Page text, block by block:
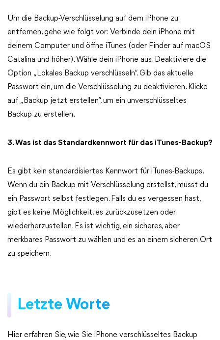
Um die Backup-Verschlüsselung auf dem iPhone zu
entfernen, gehe wie folgt vor: Verbinde dein iPhone mit
deinem Computer und öffne iTunes (oder Finder auf macOS
Catalina und höher). Wähle dein iPhone aus. Deaktiviere die
Option „Lokales Backup verschlüsseln“. Gib das aktuelle
Passwort ein, um die Verschlüsselung zu deaktivieren. Klicke
auf „Backup jetzt erstellen“, um ein unverschlüsseltes
Backup zu erstellen.
3. Was ist das Standardkennwort für das iTunes-Backup?
Es gibt kein standardisiertes Kennwort für iTunes-Backups.
Wenn du ein Backup mit Verschlüsselung erstellst, musst du
ein Passwort selbst festlegen. Falls du es vergessen hast,
gibt es keine Möglichkeit, es zurückzusetzen oder
wiederherzustellen. Es ist wichtig, ein sicheres, aber
merkbares Passwort zu wählen und es an einem sicheren Ort
zu speichern.
Letzte Worte
Hier erfahren Sie, wie Sie iPhone verschlüsseltes Backup